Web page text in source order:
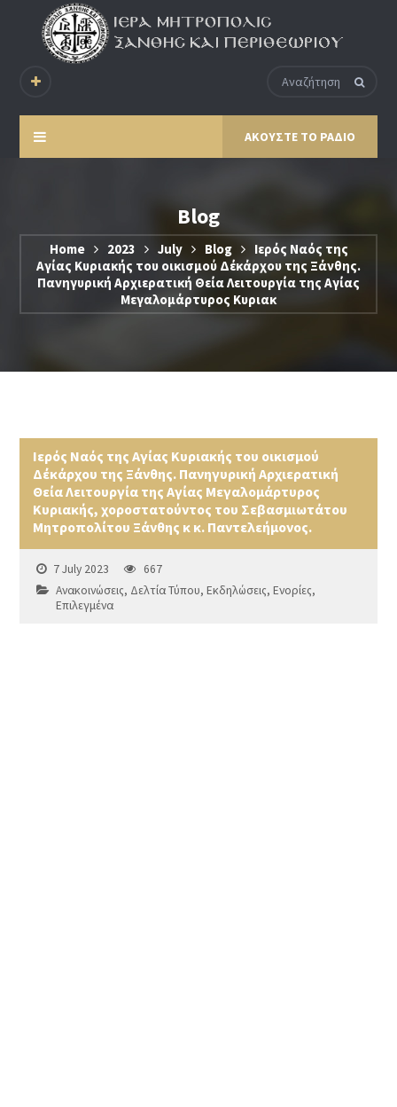
ΑΚΟΥΣΤΕ ΤΟ ΡΑΔΙΟ
Blog
Home 2023 July Blog
Ιερός Ναός της
Αγίας Κυριακής του οικισμού Δέκάρχου της Ξάνθης.
Πανηγυρική Αρχιερατική Θεία Λειτουργία της Αγίας
Μεγαλομάρτυρος Κυριακ
Ιερός Ναός της Αγίας Κυριακής του οικισμού
Δέκάρχου της Ξάνθης. Πανηγυρική Αρχιερατική
Θεία Λειτουργία της Αγίας Μεγαλομάρτυρος
Κυριακής, χοροστατούντος του Σεβασμιωτάτου
Μητροπολίτου Ξάνθης κ κ. Παντελεήμονος.
7 July 2023
667
Ανακοινώσεις, Δελτία Τύπου,Εκδηλώσεις,Ενορίες,
Επιλεγμένα